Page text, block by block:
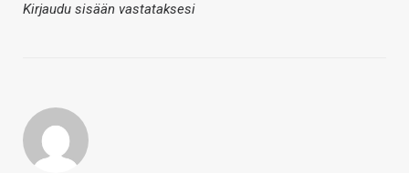
Kirjaudu sisään vastataksesi